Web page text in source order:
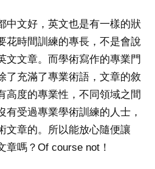
中文好，英文也是有一樣的狀
花時間訓練的專長，不是會說
文文章。而學術寫作的專業門
了充滿了專業術語，文章的敘
高度的專業性，不同領域之間
有受過專業學術訓練的人士，
文章的。所以能放心隨便讓
章嗎？Of course not！